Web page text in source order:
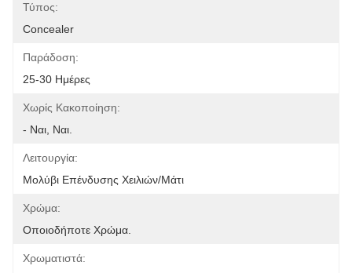
Τύπος:
Concealer
Παράδοση:
25-30 Ημέρες
Χωρίς Κακοποίηση:
- Ναι, Ναι.
Λειτουργία:
Μολύβι Επένδυσης Χειλιών/μάτι
Χρώμα:
Οποιοδήποτε Χρώμα.
Χρωματιστά: